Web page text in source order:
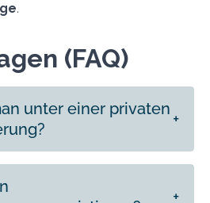
.
(FAQ)
unter einer privaten